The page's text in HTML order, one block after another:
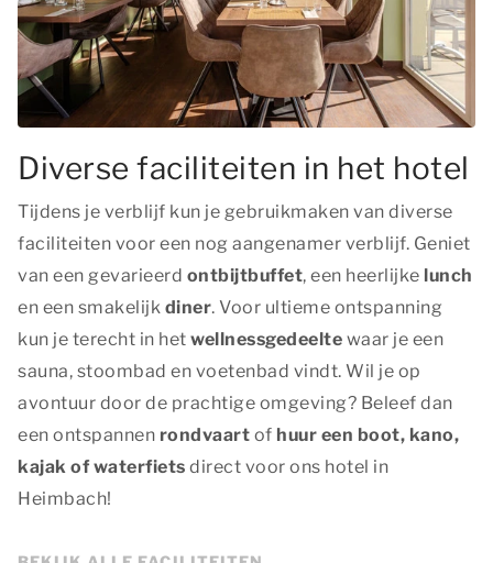
Diverse faciliteiten in het hotel
Tijdens je verblijf kun je gebruikmaken van diverse
faciliteiten voor een nog aangenamer verblijf. Geniet
van een gevarieerd ontbijtbuffet, een heerlijke lunch
en een smakelijk diner. Voor ultieme ontspanning
kun je terecht in het wellnessgedeelte waar je een
sauna, stoombad en voetenbad vindt. Wil je op
avontuur door de prachtige omgeving? Beleef dan
een ontspannen rondvaart of huur een boot, kano,
kajak of waterfiets direct voor ons hotel in
Heimbach!